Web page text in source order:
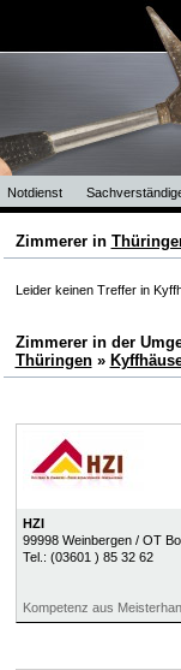
Notdienst
Zimmerer in
Leider keinen Treffer in
Zimmerer in der
Thüringen»
HZI
99998 Weinbergen / OT
Tel.: (03601 ) 85 32 62
Kompetenz aus